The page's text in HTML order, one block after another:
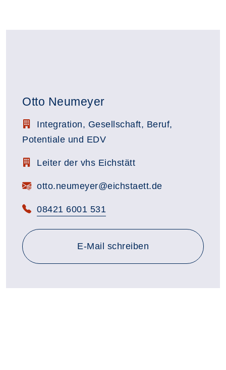
Otto Neumeyer
Stellenbezeichnung:
Integration, Gesellschaft, Beruf,
Potentiale und EDV
Zimmerbezeichnung:
Leiter der vhs Eichstätt
E-Mail:otto.neumeyer@eichstaett.de
Telefon:
08421 6001 531
E-Mail schreiben